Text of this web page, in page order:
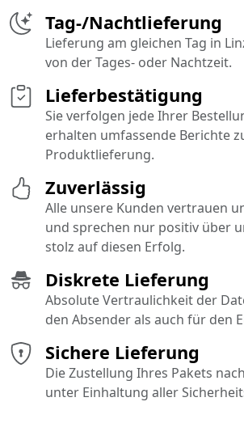
Sichere Lieferung
Die Zustellung Ihres Pakets
unter Einhaltung aller
Diskrete Lieferung
Absolute Vertraulichkeit der
den Absender als auch für den
Tag-/Nachtlieferung
Lieferung am gleichen Tag in
von der Tages- oder Nachtzeit.
Lieferbestätigung
Sie verfolgen jede Ihrer
erhalten umfassende Berichte
Produktlieferung.
Zuverlässig
Alle unsere Kunden vertrauen
und sprechen nur positiv über
stolz auf diesen Erfolg.